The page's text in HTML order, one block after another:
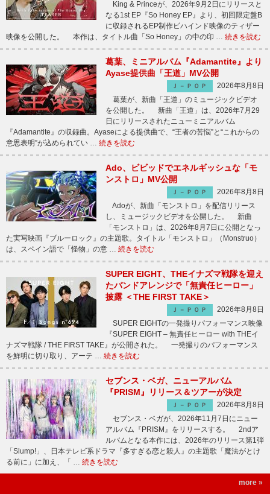
King & Princeが、2026年9月2日にリリースと
なる1st EP『So Honey EP』より、初回限定盤B
に収録されるEP制作ビハインド映像のティザー
映像を公開した。 本作は、タイトル曲「So Honey」の中の印 … 続きを読む
葛葉、ミニアルバム『Adamantite』より
Ayase提供曲「王道」MV公開
Ｊ－ＰＯＰ
2026年8月8日
葛葉が、新曲「王道」のミュージックビデオ
を公開した。 新曲「王道」は、2026年7月29
日にリリースされたニューミニアルバム
『Adamantite』の収録曲。Ayaseによる提供曲で、“王者の苦悩”と“これからの
意思表明”が込められてい … 続きを読む
Ado、ビビッドでエネルギッシュな「モ
ンストロ」MV公開
Ｊ－ＰＯＰ
2026年8月8日
Adoが、新曲「モンストロ」を配信リリース
し、ミュージックビデオを公開した。 新曲
「モンストロ」は、2026年8月7日に公開となっ
た実写映画『ブルーロック』の主題歌。タイトル「モンストロ」（Monstruo）
は、スペイン語で「怪物」の意 … 続きを読む
SUPER EIGHT、THEイナズマ戦隊を迎え
たバンドアレンジで「無責任ヒーロー」
披露 ＜THE FIRST TAKE＞
Ｊ－ＰＯＰ
2026年8月8日
SUPER EIGHTの一発撮りパフォーマンス映像
『SUPER EIGHT – 無責任ヒーロー with THEイ
ナズマ戦隊 / THE FIRST TAKE』が公開された。 一発撮りのパフォーマンス
を鮮明に切り取り、アーテ … 続きを読む
セブンス・ベガ、ニューアルバム
『PRISM』リリース＆ツアーが決定
Ｊ－ＰＯＰ
2026年8月8日
セブンス・ベガが、2026年11月7日にニュー
アルバム『PRISM』をリリースする。 2ndア
ルバムとなる本作には、2026年のリリース第1弾
「Slump!」、日本テレビ系ドラマ『多すぎる恋と殺人』の主題歌「魔法がとけ
る前に」に加え、「 … 続きを読む
more »